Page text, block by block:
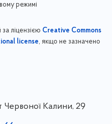
режимі
ліцензією Creative Commons
license, якщо не зазначено
Червоної Калини, 29